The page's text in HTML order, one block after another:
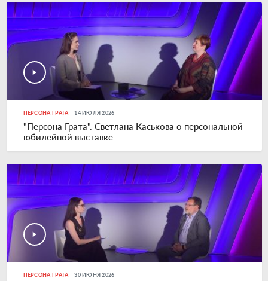
ПЕРСОНА ГРАТА 14 ИЮЛЯ 2026
"Персона Грата". Светлана Каськова о персональной
юбилейной выставке
ПЕРСОНА ГРАТА 30 ИЮНЯ 2026